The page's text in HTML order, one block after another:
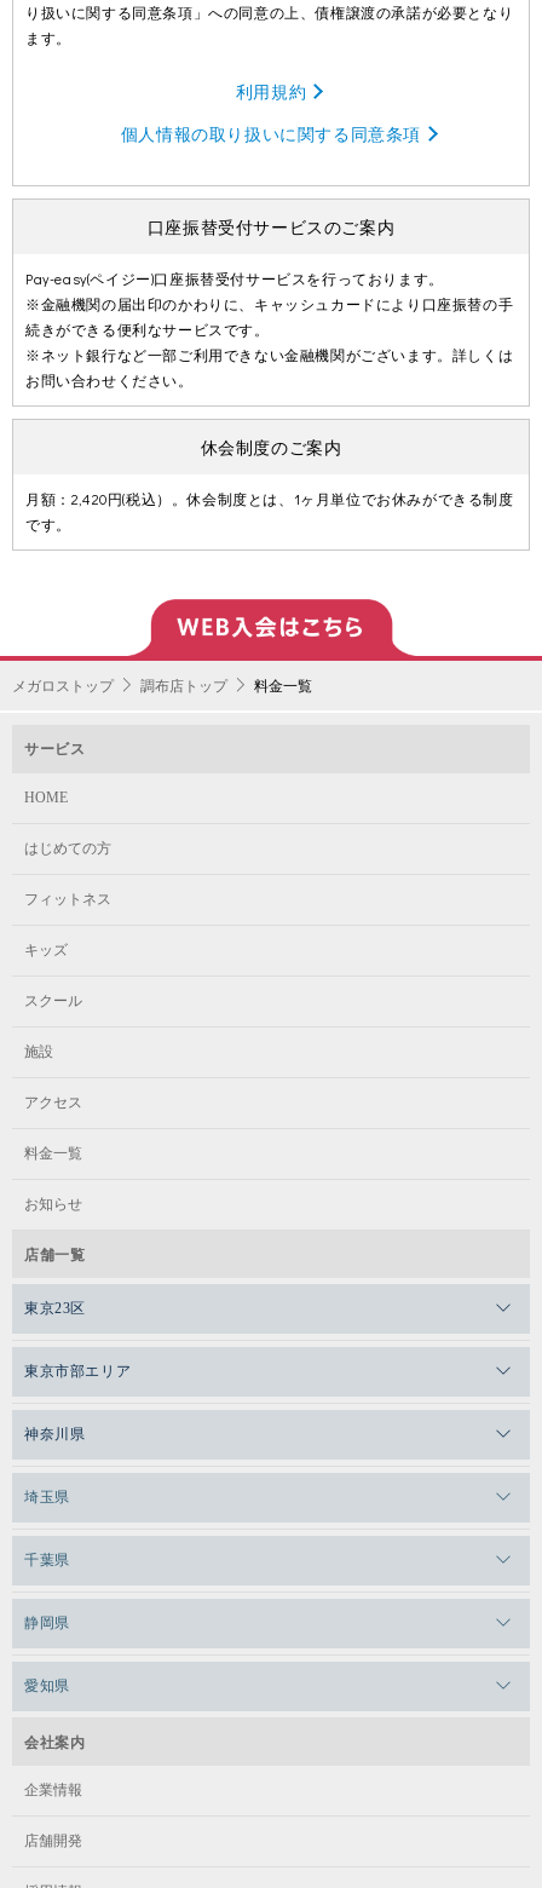
り扱いに関する同意条項」への同意の上、債権譲渡の承諾が必要となり
ます。
利用規約
個人情報の取り扱いに関する同意条項
口座振替受付サービスのご案内
Pay-easy(ペイジー)口座振替受付サービスを行っております。
※金融機関の届出印のかわりに、キャッシュカードにより口座振替の手
続きができる便利なサービスです。
※ネット銀行など一部ご利用できない金融機関がございます。詳しくは
お問い合わせください。
休会制度のご案内
月額：2,420円(税込）。休会制度とは、1ヶ月単位でお休みができる制度
です。
メガロストップ 調布店トップ 料金一覧
サービス
HOME
はじめての方
フィットネス
キッズ
スクール
施設
アクセス
料金一覧
お知らせ
店舗一覧
東京23区
メガロスルフレ恵比寿
メガロス日比谷シャンテ
メガロス白金台
メガロス田端
メガロスキッズ錦糸町
メガロス葛飾
東京市部エリア
メガロス三鷹
メガロスルフレ三鷹
メガロス武蔵小金井
メガロスルフレ武蔵小金井
神奈川県
メガロス上永谷
メガロスルフレ上永谷
メガロス神奈川
メガロス日吉
メガロス綱島
メガロスルフレ綱島
メガロス市ヶ尾
埼玉県
メガロスルフレ草加
千葉県
メガロス本八幡
静岡県
愛知県
メガロステラッセ納屋橋
メガロス千種
会社案内
企業情報
店舗開発